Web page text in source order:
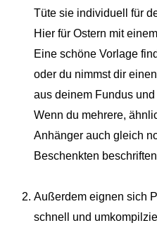
Tüte sie individuell für
Hier für Ostern mit
Eine schöne Vorlage
oder du nimmst dir
aus deinem Fundus
Wenn du mehrere,
Anhänger auch gleich
Beschenkten
Außerdem eignen sich
schnell und